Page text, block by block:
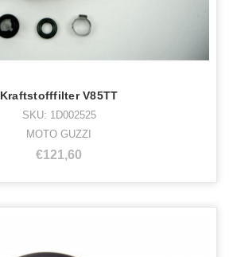
Kraftstofffilter V85TT
SKU: 1D002525
MOTO GUZZI
€121,60